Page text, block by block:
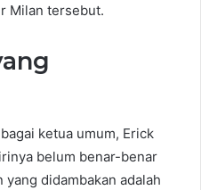
Milan tersebut.
ketua umum, Erick
belum benar-benar
yang didambakan adalah